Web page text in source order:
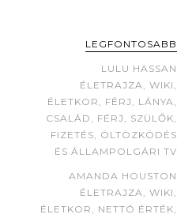
LEGFONTOSABB
LULU HASSAN
ÉLETRAJZA, WIKI,
ÉLETKOR, FÉRJ, LÁNYA,
CSALÁD, FÉRJ, SZÜLŐK,
FIZETÉS, ÖLTÖZKÖDÉS
ÉS ÁLLAMPOLGÁRI TV
AMANDA HOUSTON
ÉLETRAJZA, WIKI,
ÉLETKOR, NETTÓ ÉRTÉK,